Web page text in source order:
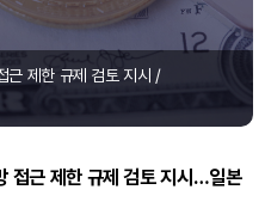
근 제한 규제 검토 지시 /
접근 제한 규제 검토 지시…일본